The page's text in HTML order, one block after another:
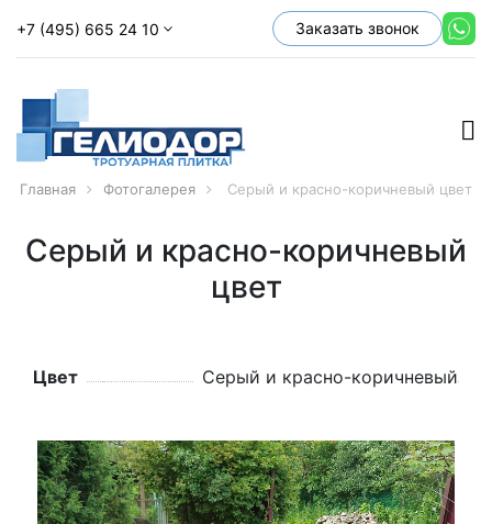
+7 (495) 665 24 10 Заказать звонок
Главная Фотогалерея Серый и красно-коричневый цвет
Серый и красно-коричневый
цвет
Цвет Серый и красно-коричневый